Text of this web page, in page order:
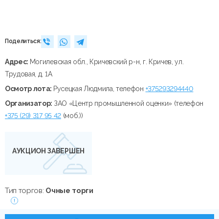
Поделиться:
Адрес: Могилевская обл., Кричевский р-н, г. Кричев, ул.
Трудовая, д. 1А
Осмотр лота: Русецкая Людмила, телефон +375293294440
Организатор: ЗАО «Центр промышленной оценки» (телефон
+375 (29) 317 95 42(моб.))
АУКЦИОН ЗАВЕРШЕН
Тип торгов: Очные торги